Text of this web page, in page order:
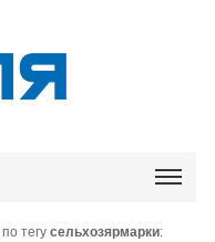
тегусельхозярмарки: